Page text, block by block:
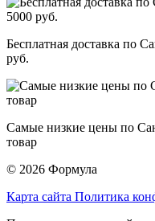
Бесплатная доставка по
руб.
Самые низкие цены по
товар
© 2026 Формула
Карта сайта Политика